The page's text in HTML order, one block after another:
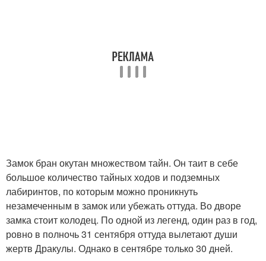
Замок бран окутан множеством тайн. Он таит в себе
большое количество тайных ходов и подземных
лабиринтов, по которым можно проникнуть
незамеченным в замок или убежать оттуда. Во дворе
замка стоит колодец. По одной из легенд, один раз в год,
ровно в полночь 31 сентября оттуда вылетают души
жертв Дракулы. Однако в сентябре только 30 дней.